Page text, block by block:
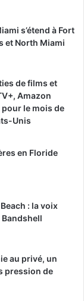
s’étend à Fort
et North Miami
de films et
Amazon
le mois de
Unis
en Floride
: la voix
Bandshell
au privé, un
pression de